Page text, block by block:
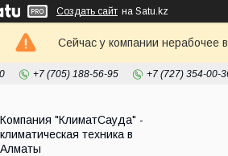
Создать сайт на Satu.kz
Сейчас у компании нерабочее
+7 (705) 188-56-95 +7 (727) 354-00-
Компания "КлиматСауда" -
климатическая техника в
Алматы